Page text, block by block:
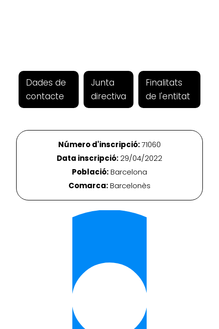
Dades de
contacte
Junta
directiva
Finalitats
de l'entitat
Número d'inscripció:71060
Data inscripció:29/04/2022
Població:Barcelona
Comarca:Barcelonès